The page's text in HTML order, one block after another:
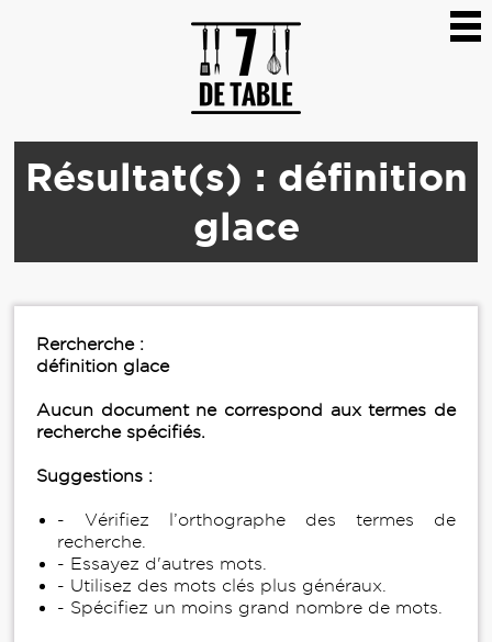
Résultat(s) : définition
glace
Rercherche :
définition glace
Aucun document ne correspond aux termes de
recherche spécifiés.
Suggestions :
- Vérifiez l’orthographe des termes de
recherche.
- Essayez d'autres mots.
- Utilisez des mots clés plus généraux.
- Spécifiez un moins grand nombre de mots.